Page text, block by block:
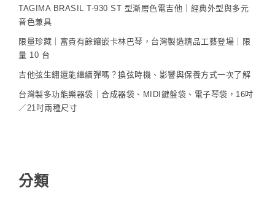
TAGIMA BRASIL T-930 ST 型漸層色電吉他｜經典外型與多元
音色兼具
限量珍藏｜富貴有餘鑲嵌卡林巴琴，台灣製造精品工藝登場｜限
量 10 台
吉他弦生鏽還能繼續彈嗎？換弦時機、影響與保養方式一次了解
台灣製多功能樂器袋｜合成器袋、MIDI鍵盤袋、電子琴袋，16吋
／21吋兩種尺寸
分類